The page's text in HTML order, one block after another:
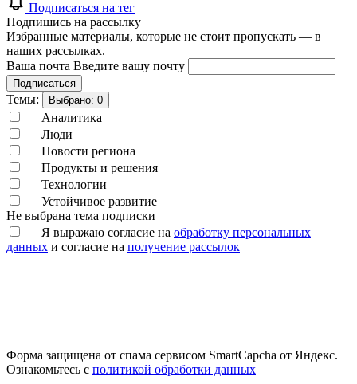
Подписаться на тег
Подпишись на рассылку
Избранные материалы, которые не стоит пропускать — в
наших рассылках.
Ваша почта Введите вашу почту
Подписаться
Темы: Выбрано: 0
Аналитика
Люди
Новости региона
Продукты и решения
Технологии
Устойчивое развитие
Не выбрана тема подписки
Я выражаю согласие на обработку персональных
данных и согласие на получение рассылок
Форма защищена от спама сервисом SmartCapcha от Яндекс.
Ознакомьтесь с политикой обработки данных